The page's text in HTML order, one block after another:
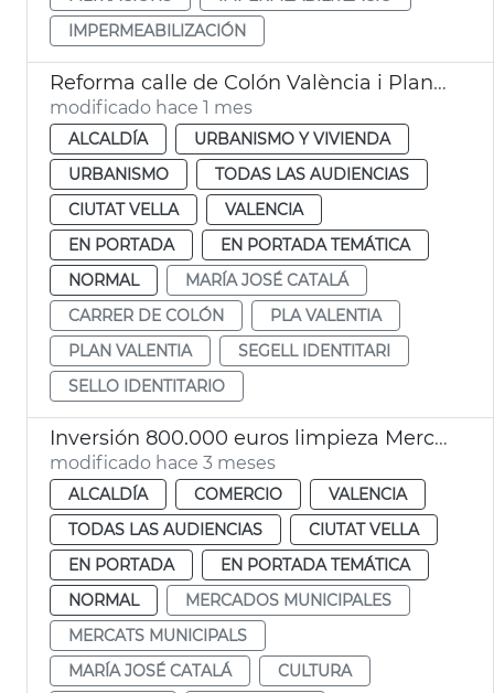
IMPERMEABILIZACIÓN
Reforma calle de Colón València i Plan Valentia
modificado hace 1 mes
ALCALDÍA
URBANISMO Y VIVIENDA
URBANISMO
TODAS LAS AUDIENCIAS
CIUTAT VELLA
VALENCIA
EN PORTADA
EN PORTADA TEMÁTICA
NORMAL
MARÍA JOSÉ CATALÁ
CARRER DE COLÓN
PLA VALENTIA
PLAN VALENTIA
SEGELL IDENTITARI
SELLO IDENTITARIO
Inversión 800.000 euros limpieza Mercat Central
modificado hace 3 meses
ALCALDÍA COMERCIO
VALENCIA
TODAS LAS AUDIENCIAS
CIUTAT VELLA
EN PORTADA
EN PORTADA TEMÁTICA
NORMAL
MERCADOS MUNICIPALES
MERCATS MUNICIPALS
MARÍA JOSÉ CATALÁ
CULTURA